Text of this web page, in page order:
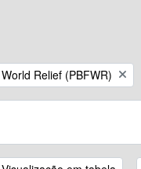
Relief (PBFWR)